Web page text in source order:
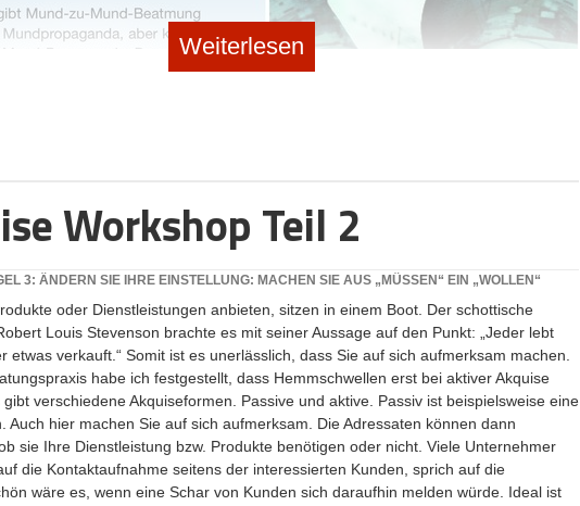
vielen Unternehmen derzeit auch, Communities aufzubauen. Stammkunden und
mit den Produkten des Unternehmens identifizieren, sollen sich wie eine Art
regelmäßigen Treffen einladen, ihnen zum Geburtstag oder zu Weihnachten
zukommen lassen oder ihnen bestimmte Rabatte gewähren.
lassen sich solche Communities gut pflegen: In Foren können die „Fans“ zum
die neuesten Produkterscheinungen diskutieren. Voraussetzung für eine
Community: Das Unternehmen kümmert sich dauerhaft um die Mitglieder.
wenden sie sich sicherlich bald enttäuscht vom Unternehmen ab.
Weiterlesen
Workshop Teil 2
3: ÄNDERN SIE IHRE EINSTELLUNG: MACHEN SIE AUS „MÜSSEN“ EIN „WOLLEN“
oder Dienstleistungen anbieten, sitzen in einem Boot. Der schottische
Louis Stevenson brachte es mit seiner Aussage auf den Punkt: „Jeder lebt
etwas verkauft.“ Somit ist es unerlässlich, dass Sie auf sich aufmerksam machen.
habe ich festgestellt, dass Hemmschwellen erst bei aktiver Akquise
verschiedene Akquiseformen. Passive und aktive. Passiv ist beispielsweise eine
Auch hier machen Sie auf sich aufmerksam. Die Adressaten können dann
sie Ihre Dienstleistung bzw. Produkte benötigen oder nicht. Viele Unternehmer
die Kontaktaufnahme seitens der interessierten Kunden, sprich auf die
wäre es, wenn eine Schar von Kunden sich daraufhin melden würde. Ideal ist